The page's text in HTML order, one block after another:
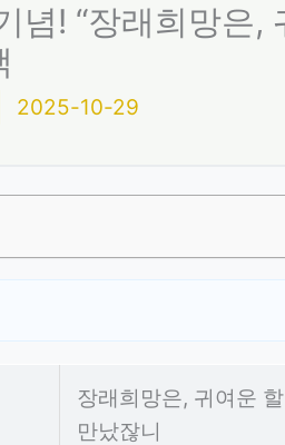
념! “장래희망은,
2025-10-29
장래희망은, 귀여운
만났잖니